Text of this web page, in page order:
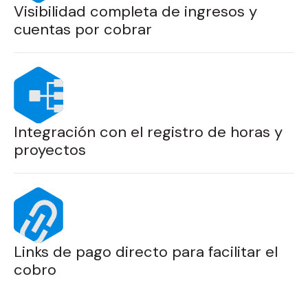
Visibilidad completa de ingresos y
cuentas por cobrar
Integración con el registro de horas y
proyectos
Links de pago directo para facilitar el
cobro